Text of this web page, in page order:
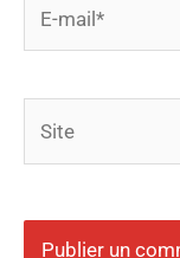
mail*